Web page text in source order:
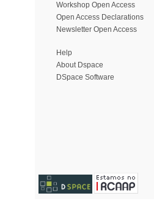
Workshop Open Access
Open Access Declarations
Newsletter Open Access
Help
About Dspace
DSpace Software